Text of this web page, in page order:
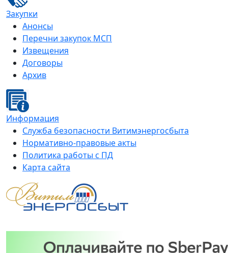
Закупки
Анонсы
Перечни закупок МСП
Извещения
Договоры
Архив
Информация
Служба безопасности Витимэнергосбыта
Нормативно-правовые акты
Политика работы с ПД
Карта сайта